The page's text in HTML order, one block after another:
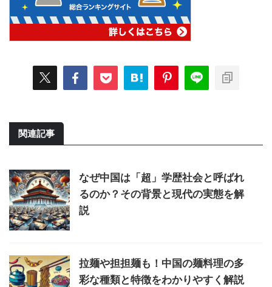
関連記事
なぜ中国は「超」学歴社会と呼ばれ
るのか？その背景と現代の実態を解
説
拉麺や担担麺も！中国の麺料理の多
彩な種類と特徴をわかりやすく解説